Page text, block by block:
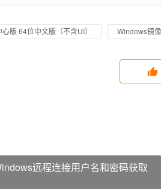
版 64位中文版（不含UI） Windows镜像
远程连接用户名和密码获取